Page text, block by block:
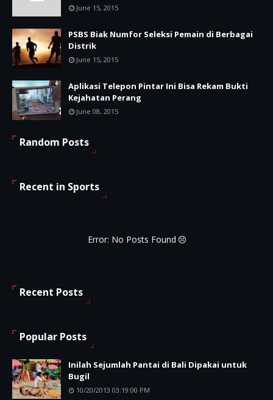
June 15, 2015
PSBS Biak Numfor Seleksi Pemain di Berbagai
Distrik
June 15, 2015
Aplikasi Telepon Pintar Ini Bisa Rekam Bukti
Kejahatan Perang
June 08, 2015
Random Posts
Recent in Sports
Error: No Posts Found
Recent Posts
Popular Posts
Inilah Sejumlah Pantai di Bali Dipakai untuk
Bugil
10/20/2013 03:19:00 PM